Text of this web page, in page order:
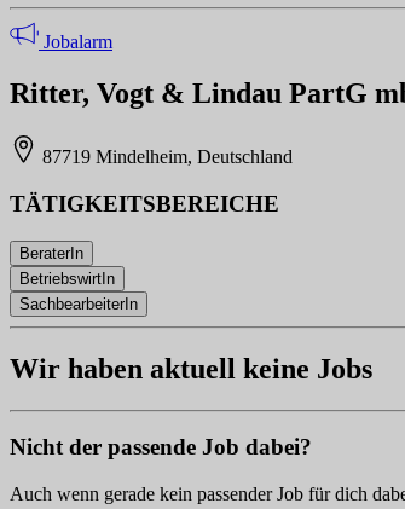
Jobalarm
Ritter, Vogt & Lindau PartG
87719 Mindelheim, Deutschland
TÄTIGKEITSBEREICHE
BeraterIn
BetriebswirtIn
SachbearbeiterIn
Wir haben aktuell keine Jobs
Nicht der passende Job dabei?
Auch wenn gerade kein passender Job für dich